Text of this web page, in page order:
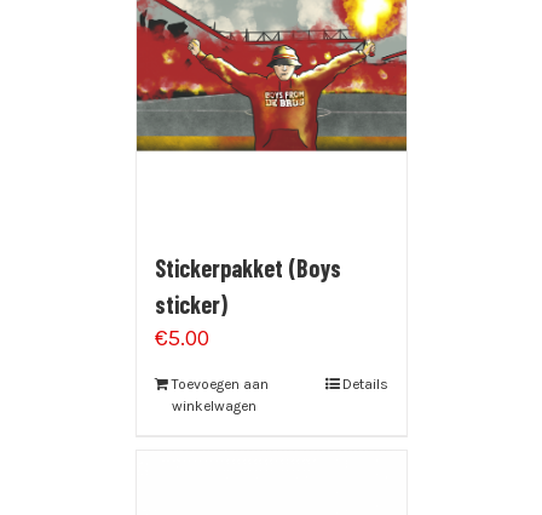
Stickerpakket (Boys
sticker)
€5.00
Toevoegen aan
winkelwagen
Details